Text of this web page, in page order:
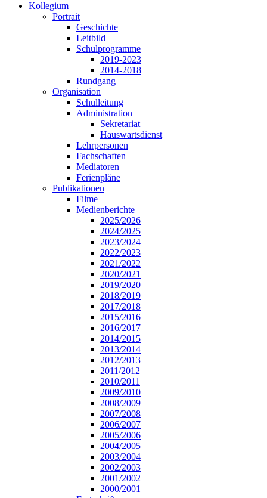
Kollegium
Portrait
Geschichte
Leitbild
Schulprogramme
2019-2023
2014-2018
Rundgang
Organisation
Schulleitung
Administration
Sekretariat
Hauswartsdienst
Lehrpersonen
Fachschaften
Mediatoren
Ferienpläne
Publikationen
Filme
Medienberichte
2025/2026
2024/2025
2023/2024
2022/2023
2021/2022
2020/2021
2019/2020
2018/2019
2017/2018
2015/2016
2016/2017
2014/2015
2013/2014
2012/2013
2011/2012
2010/2011
2009/2010
2008/2009
2007/2008
2006/2007
2005/2006
2004/2005
2003/2004
2002/2003
2001/2002
2000/2001